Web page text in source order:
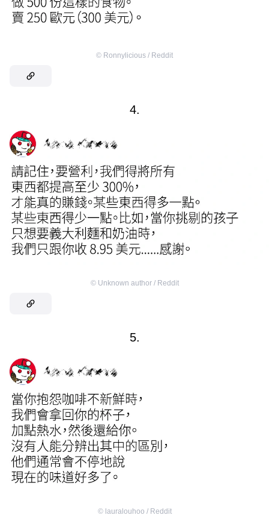
© Ronnylicious / Reddit
4.
© Unknown author / Reddit
5.
© lauralouhoo / Reddit